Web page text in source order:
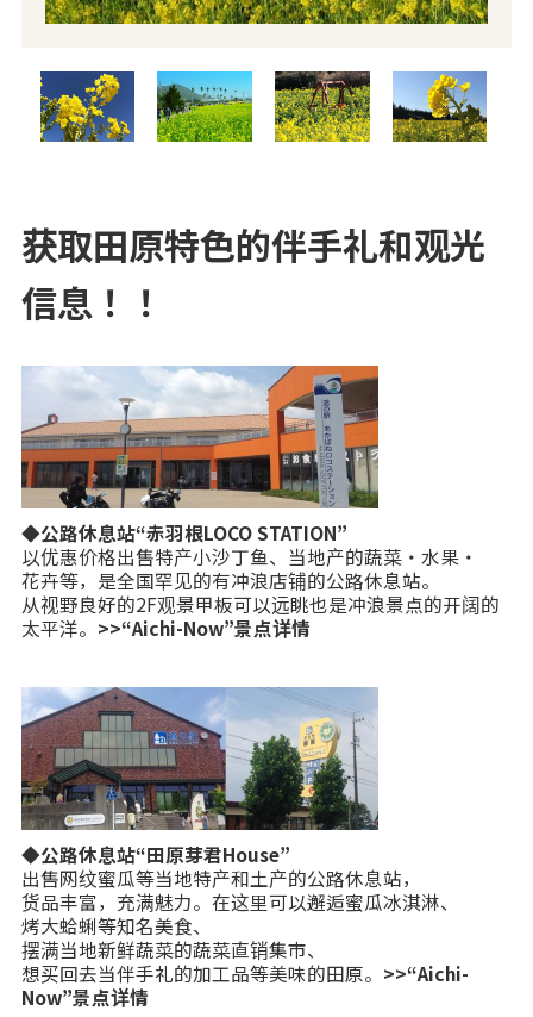
获取田原特色的伴手礼和观光
信息！！
◆公路休息站“赤羽根LOCO STATION”
以优惠价格出售特产小沙丁鱼、当地产的蔬菜・水果・
花卉等，是全国罕见的有冲浪店铺的公路休息站。
从视野良好的2F观景甲板可以远眺也是冲浪景点的开阔的
太平洋。 >>“Aichi-Now”景点详情
◆公路休息站“田原芽君House”
出售网纹蜜瓜等当地特产和土产的公路休息站，
货品丰富，充满魅力。在这里可以邂逅蜜瓜冰淇淋、
烤大蛤蜊等知名美食、
摆满当地新鲜蔬菜的蔬菜直销集市、
想买回去当伴手礼的加工品等美味的田原。 >>“Aichi-
Now”景点详情